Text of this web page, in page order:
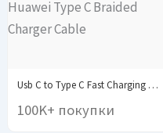
Usb C to Type C Fast Charging PD...
100K+ покупки